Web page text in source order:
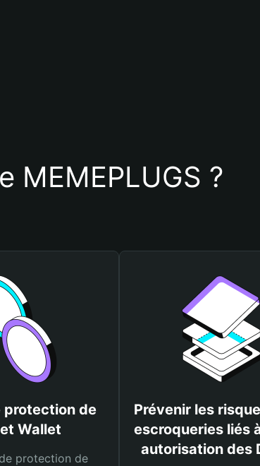
?
protection de
Wallet
protection de
Prévenir les
escroqueries liés
autorisation des